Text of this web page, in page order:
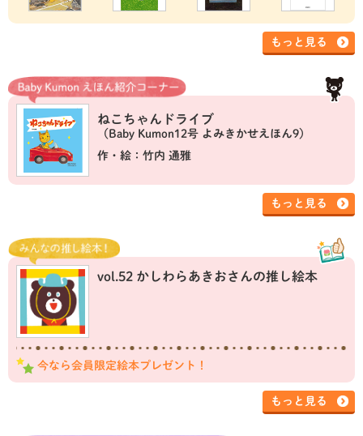
もっと見る
ねこちゃんドライブ
（Baby Kumon12号 よみきかせえほん9）
作・絵：竹内 通雅
もっと見る
vol.52 かしわらあきおさんの推し絵本
今なら会員限定絵本プレゼント！
もっと見る